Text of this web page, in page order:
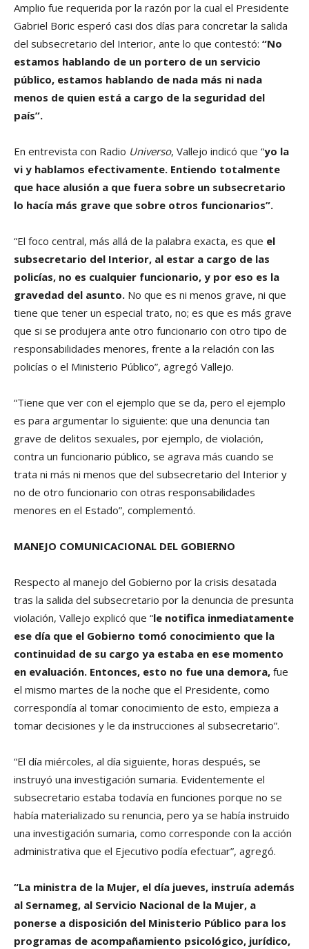
Amplio fue requerida por la razón por la cual el Presidente
Gabriel Boric esperó casi dos días para concretar la salida
del subsecretario del Interior, ante lo que contestó: “No
estamos hablando de un portero de un servicio
público, estamos hablando de nada más ni nada
menos de quien está a cargo de la seguridad del
país”.
En entrevista con Radio Universo, Vallejo indicó que “yo la
vi y hablamos efectivamente. Entiendo totalmente
que hace alusión a que fuera sobre un subsecretario
lo hacía más grave que sobre otros funcionarios”.
“El foco central, más allá de la palabra exacta, es que el
subsecretario del Interior, al estar a cargo de las
policías, no es cualquier funcionario, y por eso es la
gravedad del asunto. No que es ni menos grave, ni que
tiene que tener un especial trato, no; es que es más grave
que si se produjera ante otro funcionario con otro tipo de
responsabilidades menores, frente a la relación con las
policías o el Ministerio Público”, agregó Vallejo.
“Tiene que ver con el ejemplo que se da, pero el ejemplo
es para argumentar lo siguiente: que una denuncia tan
grave de delitos sexuales, por ejemplo, de violación,
contra un funcionario público, se agrava más cuando se
trata ni más ni menos que del subsecretario del Interior y
no de otro funcionario con otras responsabilidades
menores en el Estado”, complementó.
MANEJO COMUNICACIONAL DEL GOBIERNO
Respecto al manejo del Gobierno por la crisis desatada
tras la salida del subsecretario por la denuncia de presunta
violación, Vallejo explicó que “le notifica inmediatamente
ese día que el Gobierno tomó conocimiento que la
continuidad de su cargo ya estaba en ese momento
en evaluación. Entonces, esto no fue una demora, fue
el mismo martes de la noche que el Presidente, como
correspondía al tomar conocimiento de esto, empieza a
tomar decisiones y le da instrucciones al subsecretario”.
“El día miércoles, al día siguiente, horas después, se
instruyó una investigación sumaria. Evidentemente el
subsecretario estaba todavía en funciones porque no se
había materializado su renuncia, pero ya se había instruido
una investigación sumaria, como corresponde con la acción
administrativa que el Ejecutivo podía efectuar”, agregó.
“La ministra de la Mujer, el día jueves, instruía además
al Sernameg, al Servicio Nacional de la Mujer, a
ponerse a disposición del Ministerio Público para los
programas de acompañamiento psicológico, jurídico,